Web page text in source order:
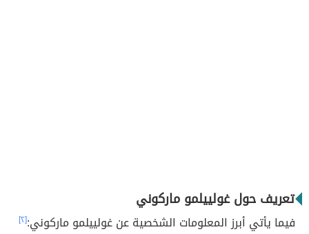
تعريف حول غولييلمو ماركوني
فيما يأتي أبرز المعلومات الشخصية عن غولييلمو ماركوني:[٢]